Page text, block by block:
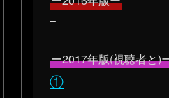
–
ー2017年版(視聴者と)
①